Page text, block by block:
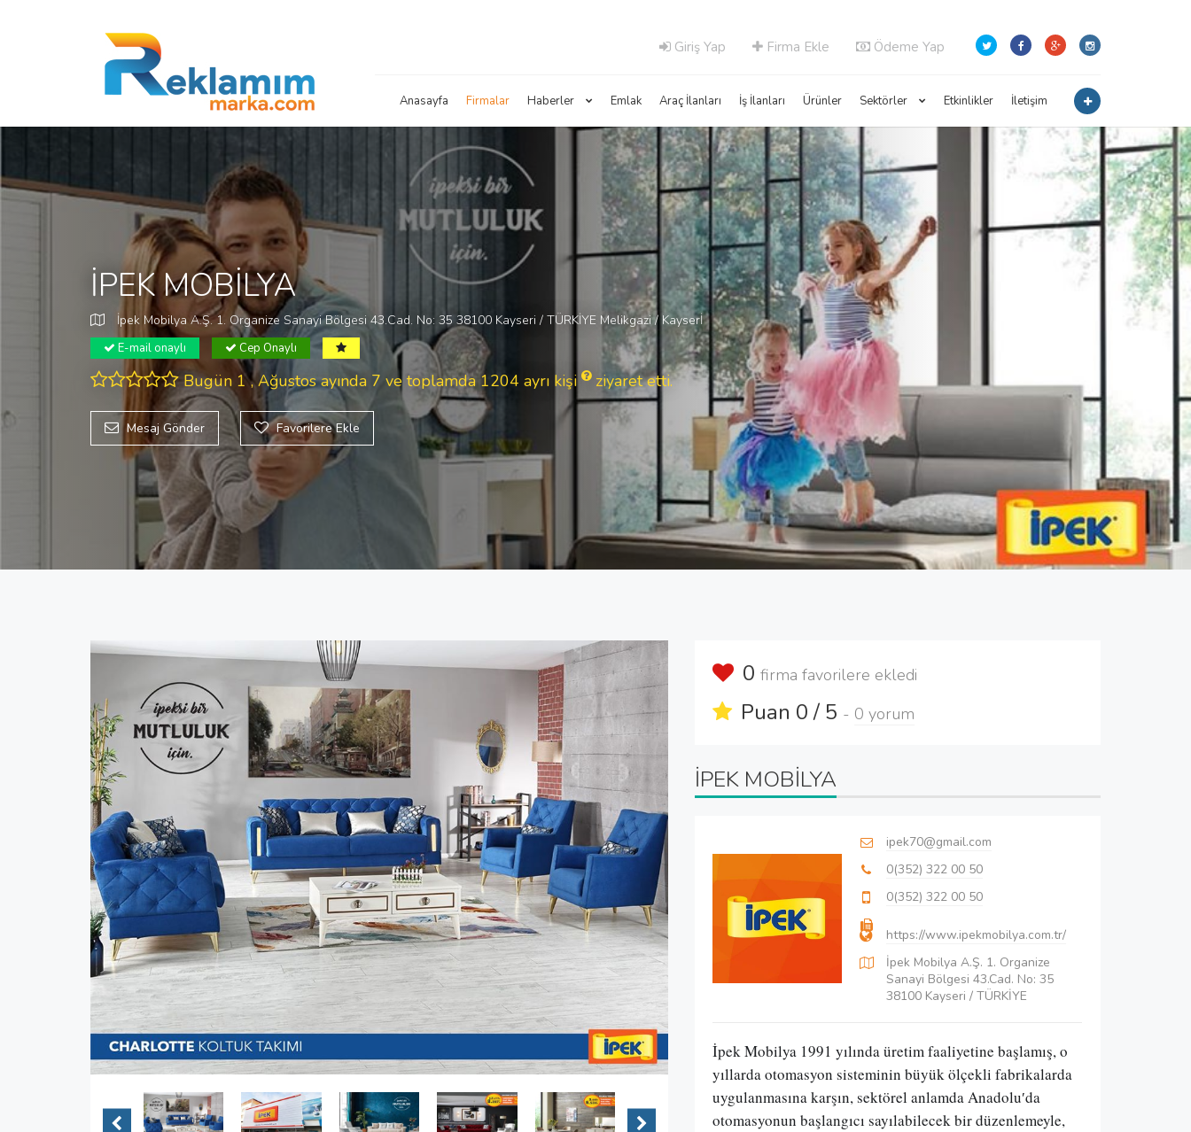
Giriş Yap Firma Ekle Ödeme Yap
Anasayfa Firmalar Haberler Emlak Araç İlanları İş İlanları Ürünler Sektörler Etkinlikler İletişim
İPEK MOBİLYA
İpek Mobilya A.Ş. 1. Organize Sanayi Bölgesi 43.Cad. No: 35 38100 Kayseri / TÜRKİYE Melikgazi / Kayserİ
E-mail onaylı Cep Onaylı
Bugün 1 , Ağustos ayında 7 ve toplamda 1204 ayrı kişi ziyaret etti.
Mesaj Gönder Favorilere Ekle
0firma favorilere ekledi
Puan 0 / 5 - 0 yorum
İPEK MOBİLYA
ipek70@gmail.com
0(352) 322 00 50
0(352) 322 00 50
https://www.ipekmobilya.com.tr/
İpek Mobilya A.Ş. 1. Organize
Sanayi Bölgesi 43.Cad. No: 35
38100 Kayseri / TÜRKİYE
İpek Mobilya 1991 yılında üretim faaliyetine başlamış, o
yıllarda otomasyon sisteminin büyük ölçekli fabrikalarda
uygulanmasına karşın, sektörel anlamda Anadolu′da
otomasyonun başlangıcı sayılabilecek bir düzenlemeyle,